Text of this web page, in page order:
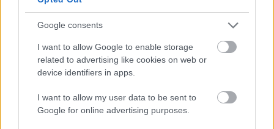
Google consents
I want to allow Google to enable storage
related to advertising like cookies on web or
device identifiers in apps.
I want to allow my user data to be sent to
Google for online advertising purposes.